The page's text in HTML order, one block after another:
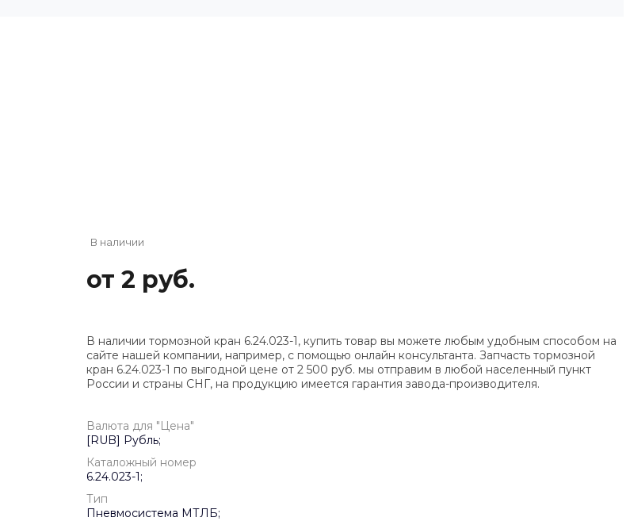
В наличии
от 2 руб.
В наличии тормозной кран 6.24.023-1, купить товар вы можете любым удобным способом на
сайте нашей компании, например, с помощью онлайн консультанта. Запчасть тормозной
кран 6.24.023-1 по выгодной цене от 2 500 руб. мы отправим в любой населенный пункт
России и страны СНГ, на продукцию имеется гарантия завода-производителя.
Валюта для "Цена"
[RUB] Рубль;
Каталожный номер
6.24.023-1;
Тип
Пневмосистема МТЛБ;